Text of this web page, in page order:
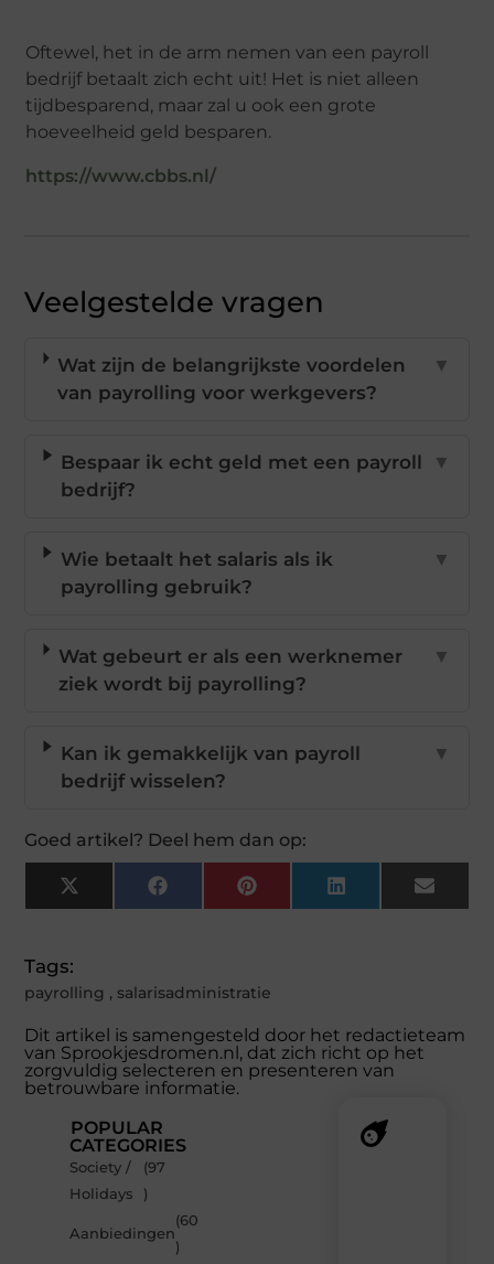
Oftewel, het in de arm nemen van een payroll
bedrijf betaalt zich echt uit! Het is niet alleen
tijdbesparend, maar zal u ook een grote
hoeveelheid geld besparen.
https://www.cbbs.nl/
Veelgestelde vragen
Wat zijn de belangrijkste voordelen
van payrolling voor werkgevers?
▼
Bespaar ik echt geld met een payroll
bedrijf?
▼
Wie betaalt het salaris als ik
payrolling gebruik?
▼
Wat gebeurt er als een werknemer
ziek wordt bij payrolling?
▼
Kan ik gemakkelijk van payroll
bedrijf wisselen?
▼
Goed artikel? Deel hem dan op:
X
(Twitter)
FacebookPinterestLinkedInEmail
Tags:
payrolling , salarisadministratie
Dit artikel is samengesteld door het redactieteam
van Sprookjesdromen.nl, dat zich richt op het
zorgvuldig selecteren en presenteren van
betrouwbare informatie.
POPULAR
CATEGORIES
Society /
Holidays
(97
)
Aanbiedingen
(60
)